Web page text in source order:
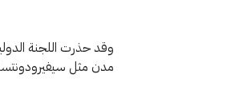
وقد حذرت اللجنة
مدن مثل